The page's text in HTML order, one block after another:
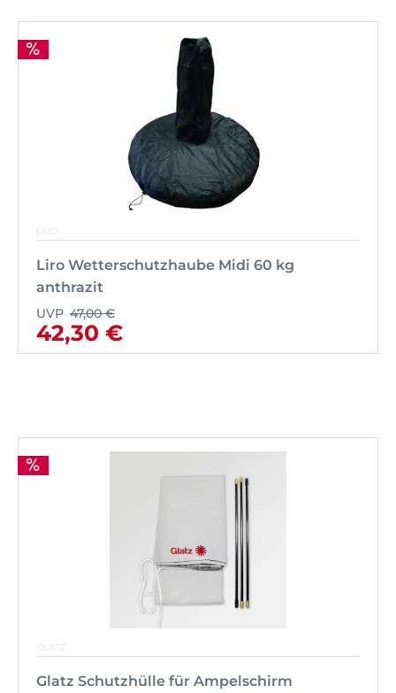
LIRO
Liro Wetterschutzhaube Midi 60 kg
anthrazit
UVP 47,00 €
42,30 €
GLATZ
Glatz Schutzhülle für Ampelschirm